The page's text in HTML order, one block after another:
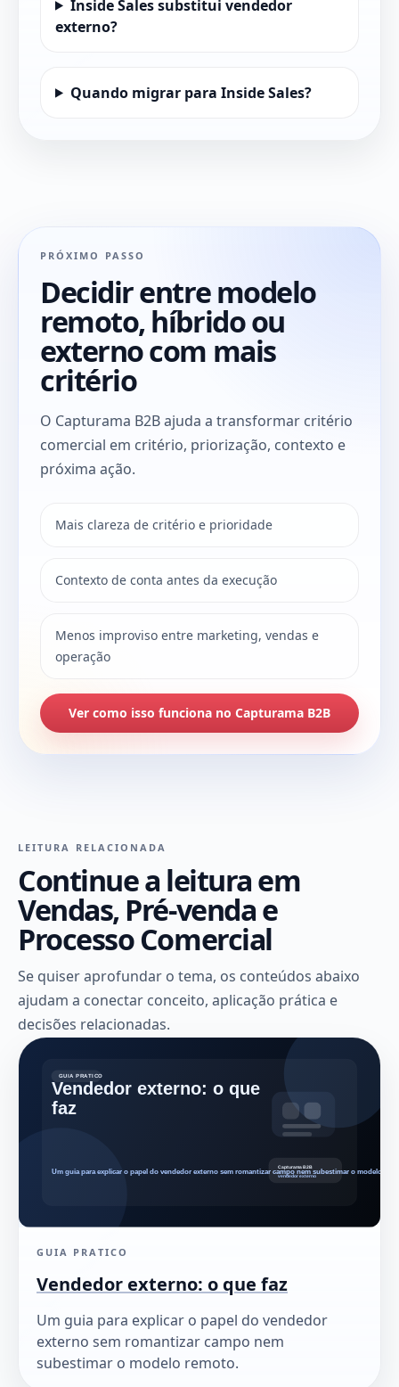
Inside Sales substitui vendedor
externo?
Quando migrar para Inside Sales?
PRÓXIMO PASSO
Decidir entre modelo
remoto, híbrido ou
externo com mais
critério
O Capturama B2B ajuda a transformar critério
comercial em critério, priorização, contexto e
próxima ação.
Mais clareza de critério e prioridade
Contexto de conta antes da execução
Menos improviso entre marketing, vendas e
operação
Ver como isso funciona no Capturama B2B
LEITURA RELACIONADA
Continue a leitura em
Vendas, Pré-venda e
Processo Comercial
Se quiser aprofundar o tema, os conteúdos abaixo
ajudam a conectar conceito, aplicação prática e
decisões relacionadas.
GUIA PRATICO
Vendedor externo: o que faz
Um guia para explicar o papel do vendedor
externo sem romantizar campo nem
subestimar o modelo remoto.